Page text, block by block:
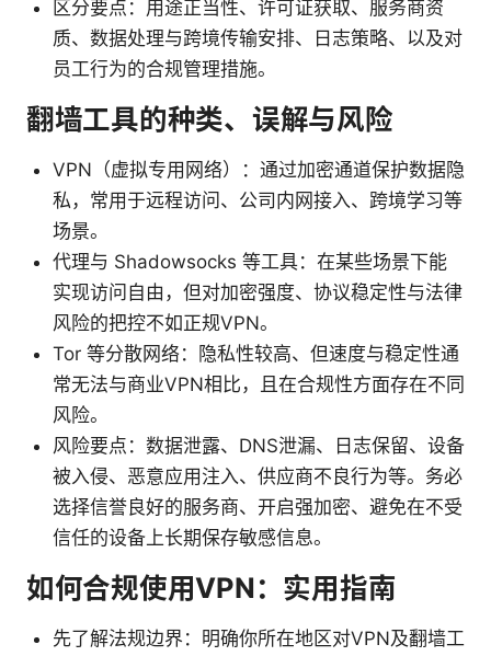
区分要点：用途正当性、许可证获取、服务商资
质、数据处理与跨境传输安排、日志策略、以及对
员工行为的合规管理措施。
翻墙工具的种类、误解与风险
VPN（虚拟专用网络）：通过加密通道保护数据隐
私，常用于远程访问、公司内网接入、跨境学习等
场景。
代理与 Shadowsocks 等工具：在某些场景下能
实现访问自由，但对加密强度、协议稳定性与法律
风险的把控不如正规VPN。
Tor 等分散网络：隐私性较高、但速度与稳定性通
常无法与商业VPN相比，且在合规性方面存在不同
风险。
风险要点：数据泄露、DNS泄漏、日志保留、设备
被入侵、恶意应用注入、供应商不良行为等。务必
选择信誉良好的服务商、开启强加密、避免在不受
信任的设备上长期保存敏感信息。
如何合规使用VPN：实用指南
先了解法规边界：明确你所在地区对VPN及翻墙工